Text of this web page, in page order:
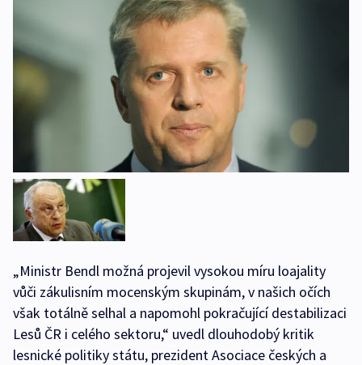
„Ministr Bendl možná projevil vysokou míru loajality
vůči zákulisním mocenským skupinám, v našich očích
však totálně selhal a napomohl pokračující destabilizaci
Lesů ČR i celého sektoru,“ uvedl dlouhodobý kritik
lesnické politiky státu, prezident Asociace českých a